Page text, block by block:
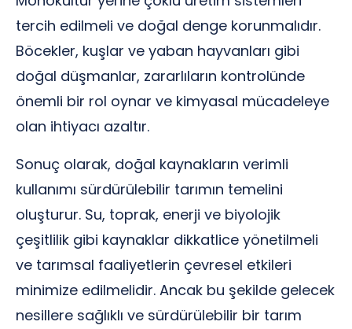
tercih edilmeli ve doğal denge korunmalıdır.
Böcekler, kuşlar ve yaban hayvanları gibi
doğal düşmanlar, zararlıların kontrolünde
önemli bir rol oynar ve kimyasal mücadeleye
olan ihtiyacı azaltır.
Sonuç olarak, doğal kaynakların verimli
kullanımı sürdürülebilir tarımın temelini
oluşturur. Su, toprak, enerji ve biyolojik
çeşitlilik gibi kaynaklar dikkatlice yönetilmeli
ve tarımsal faaliyetlerin çevresel etkileri
minimize edilmelidir. Ancak bu şekilde gelecek
nesillere sağlıklı ve sürdürülebilir bir tarım